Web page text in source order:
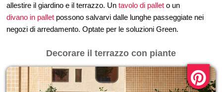
allestire il giardino e il terrazzo. Un tavolo di pallet o un
divano in pallet possono salvarvi dalle lunghe passeggiate nei
negozi di arredamento. Optate per le soluzioni Green.
Decorare il terrazzo con piante